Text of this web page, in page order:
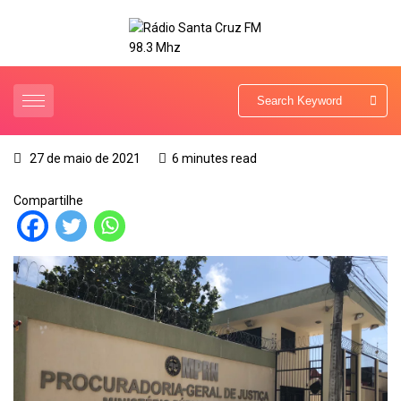
27 de maio de 2021 6 minutes read
Compartilhe